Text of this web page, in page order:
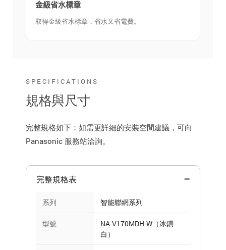
金級省水標章
取得金級省水標章，省水又省電費。
SPECIFICATIONS
規格與尺寸
完整規格如下；如需更詳細的安裝空間建議，可向
Panasonic 服務站洽詢。
完整規格表
系列 智能聯網系列
型號
NA-V170MDH-W（冰鑽
白）